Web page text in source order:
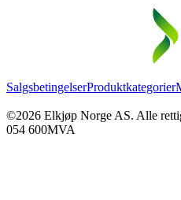
SalgsbetingelserProduktkategorier
©2026 Elkjøp Norge AS. Alle
054 600MVA